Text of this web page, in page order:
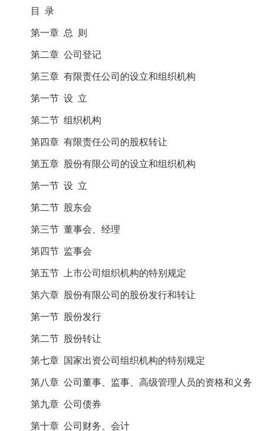
目 录
第一章 总 则
第二章 公司登记
第三章 有限责任公司的设立和组织机构
第一节 设 立
第二节 组织机构
第四章 有限责任公司的股权转让
第五章 股份有限公司的设立和组织机构
第一节 设 立
第二节 股东会
第三节 董事会、经理
第四节 监事会
第五节 上市公司组织机构的特别规定
第六章 股份有限公司的股份发行和转让
第一节 股份发行
第二节 股份转让
第七章 国家出资公司组织机构的特别规定
第八章 公司董事、监事、高级管理人员的资格和义务
第九章 公司债券
第十章 公司财务、会计